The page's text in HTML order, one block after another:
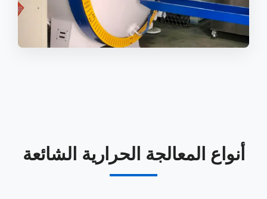
أنواع المعالجة الحرارية الشائعة